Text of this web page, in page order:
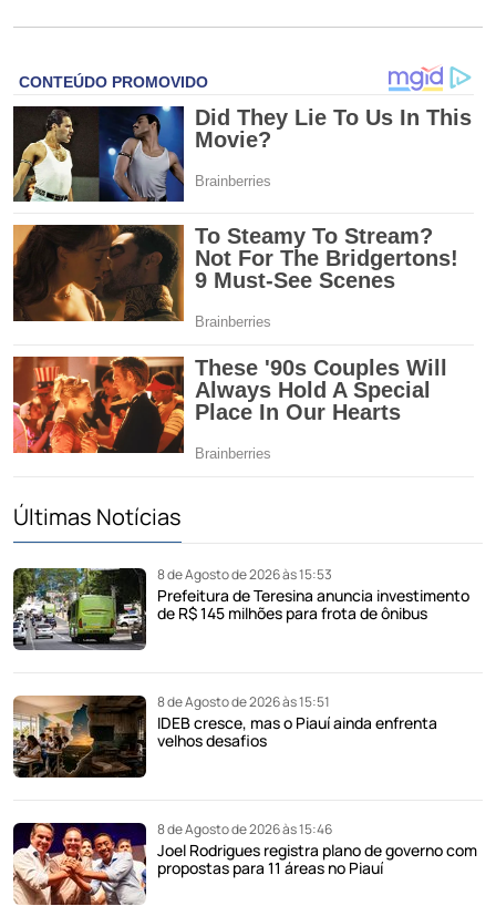
Últimas Notícias
8 de Agosto de 2026 às 15:53
Prefeitura de Teresina anuncia investimento
de R$ 145 milhões para frota de ônibus
8 de Agosto de 2026 às 15:51
IDEB cresce, mas o Piauí ainda enfrenta
velhos desafios
8 de Agosto de 2026 às 15:46
Joel Rodrigues registra plano de governo com
propostas para 11 áreas no Piauí